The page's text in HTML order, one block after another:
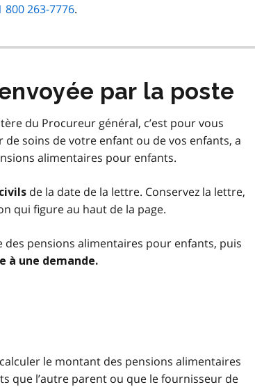
800 263-7776.
par la poste
du Procureur général, c’est pour vous
soins de votre enfant ou de vos enfants, a
alimentaires pour enfants.
de la date de la lettre. Conservez la lettre,
qui figure au haut de la page.
des pensions alimentaires pour enfants, puis
à une demande.
le montant des pensions alimentaires
que l’autre parent ou que le fournisseur de